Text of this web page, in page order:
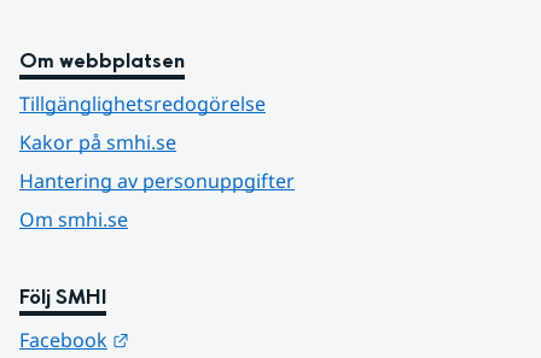
Om webbplatsen
Tillgänglighetsredogörelse
Kakor på smhi.se
Hantering av personuppgifter
Om smhi.se
Följ SMHI
Facebook